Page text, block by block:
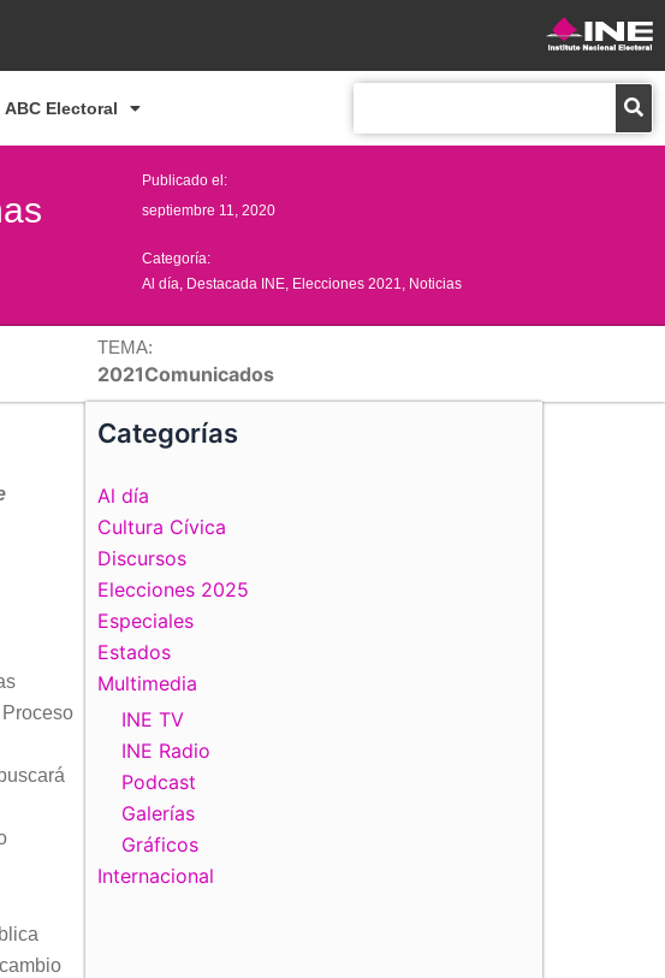
ABC Electoral
Publicado el:
septiembre 11, 2020
Categoría:
Al día Destacada INE Elecciones 2021 Noticias
TEMA:
2021Comunicados
Categorías
Al día
Cultura Cívica
Discursos
Elecciones 2025
Especiales
Estados
Multimedia
INE TV
INE Radio
Podcast
Galerías
Gráficos
Internacional